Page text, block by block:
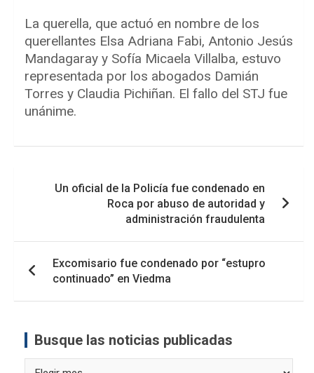
La querella, que actuó en nombre de los
querellantes Elsa Adriana Fabi, Antonio Jesús
Mandagaray y Sofía Micaela Villalba, estuvo
representada por los abogados Damián
Torres y Claudia Pichiñan. El fallo del STJ fue
unánime.
Un oficial de la Policía fue condenado en
Roca por abuso de autoridad y
administración fraudulenta
Excomisario fue condenado por “estupro
continuado” en Viedma
Busque las noticias publicadas